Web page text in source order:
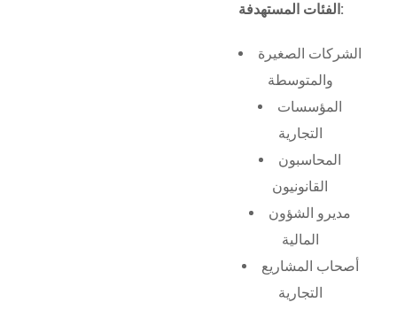
الفئات المستهدفة:
الشركات الصغيرة
والمتوسطة
المؤسسات
التجارية
المحاسبون
القانونيون
مديرو الشؤون
المالية
أصحاب المشاريع
التجارية